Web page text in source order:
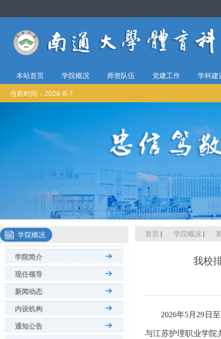
本站首页 学院概况 师资队伍 党建工作 学科建
当前时间：2026-8-7
学院概况
学院简介
现任领导
新闻动态
内设机构
通知公告
首页 学院概况
我校
2026年5月29日
与江苏护理职业学院